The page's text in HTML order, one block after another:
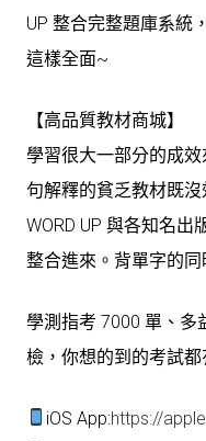
UP 整合完整題庫系統
這樣全面~
【高品質教材商城】
學習很大一部分的成
句解釋的貧乏教材既沒
WORD UP 與各知名
整合進來。背單字的
學測指考 7000 單、多
檢，你想的到的考試都
iOS App:https://